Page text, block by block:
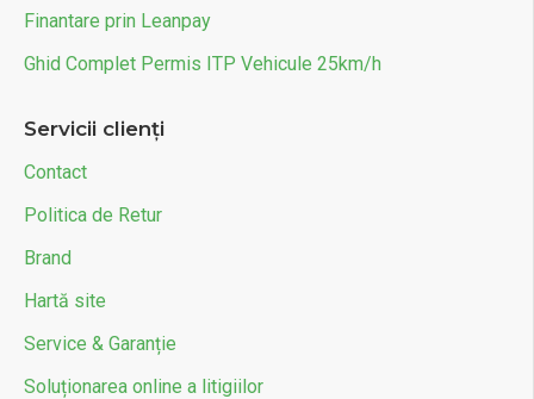
Finantare prin Leanpay
Ghid Complet Permis ITP Vehicule 25km/h
Servicii clienți
Contact
Politica de Retur
Brand
Hartă site
Service & Garanție
Soluționarea online a litigiilor